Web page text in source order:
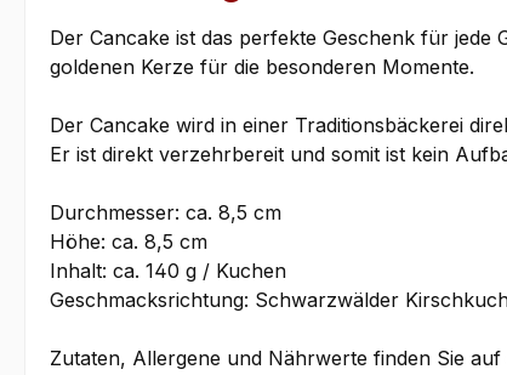
Der Cancake ist das perfekte Geschenk für
goldenen Kerze für die besonderen Momente.
Der Cancake wird in einer Traditionsbäckerei
Er ist direkt verzehrbereit und somit ist kein
Durchmesser: ca. 8,5 cm
Höhe: ca. 8,5 cm
Inhalt: ca. 140 g / Kuchen
Geschmacksrichtung: Schwarzwälder
Zutaten, Allergene und Nährwerte finden Sie